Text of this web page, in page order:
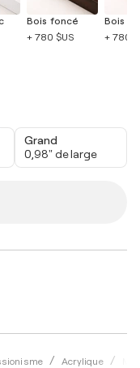
Acrylique
Bois foncé
+ 780 $US
Bois
+ 780
Grand
0,98" de large